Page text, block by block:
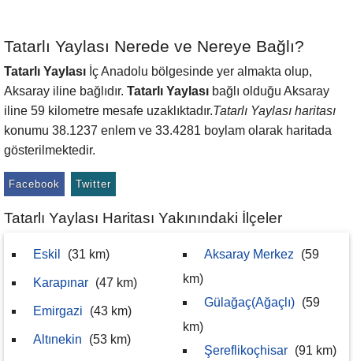
Tatarlı Yaylası Nerede ve Nereye Bağlı?
Tatarlı Yaylası İç Anadolu bölgesinde yer almakta olup,
Aksaray iline bağlıdır. Tatarlı Yaylası bağlı olduğu Aksaray
iline 59 kilometre mesafe uzaklıktadır.Tatarlı Yaylası haritası
konumu 38.1237 enlem ve 33.4281 boylam olarak haritada
gösterilmektedir.
Facebook Twitter
Tatarlı Yaylası Haritası Yakınındaki İlçeler
Eskil (31 km)
Karapınar (47 km)
Emirgazi (43 km)
Altınekin (53 km)
Aksaray Merkez
(59
km)
Gülağaç(Ağaçlı) (59
km)
Şereflikoçhisar (91 km)